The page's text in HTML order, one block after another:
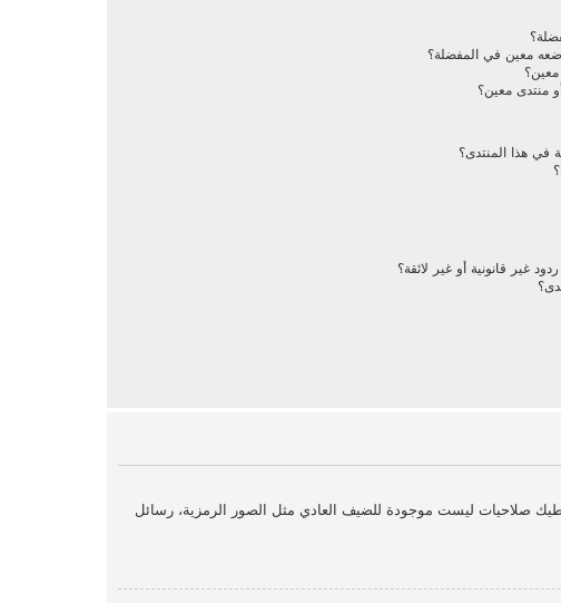
معين في المفضلة؟
منتدى معين؟
في هذا المنتدى؟
غير قانونية أو غير لائقة؟
صلاحيات ليست موجودة للضيف العادي مثل الصور الرمزية، رسائل